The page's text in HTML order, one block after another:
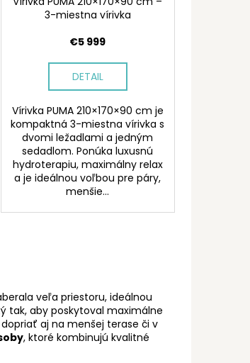
3-miestna vírivka
€5 999
DETAIL
Vírivka PUMA 210×170×90 cm je
kompaktná 3-miestna vírivka s
dvomi ležadlami a jedným
sedadlom. Ponúka luxusnú
hydroterapiu, maximálny relax
a je ideálnou voľbou pre páry,
menšie...
veľa priestoru, ideálnou
tak, aby poskytoval maximálne
aj na menšej terase či v
, ktoré kombinujú kvalitné